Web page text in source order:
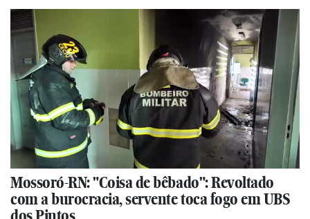
Mossoró-RN: "Coisa de bêbado": Revoltado
com a burocracia, servente toca fogo em UBS